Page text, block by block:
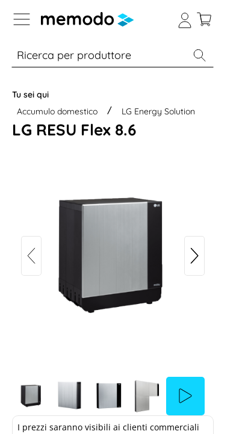
Skip to B2B platform navigation
% Sale Moduli
Tu sei qui
Accumulo domestico
LG Energy Solution
LG RESU Flex 8.6
I prezzi saranno visibili ai clienti commerciali